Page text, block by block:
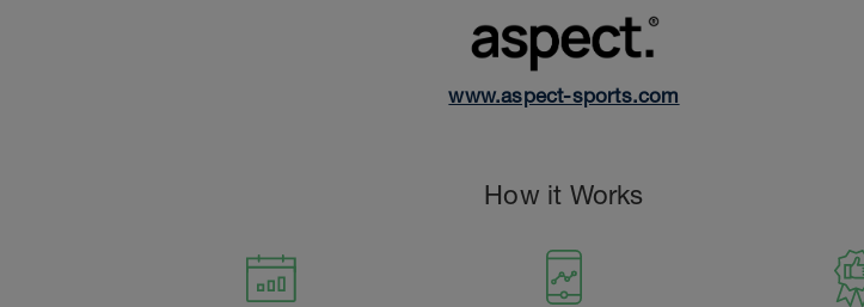
www.aspect-sports.com
How it Works